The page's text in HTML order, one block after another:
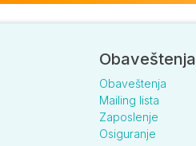
Obaveštenja
Obaveštenja
Mailing lista
Zaposlenje
Osiguranje